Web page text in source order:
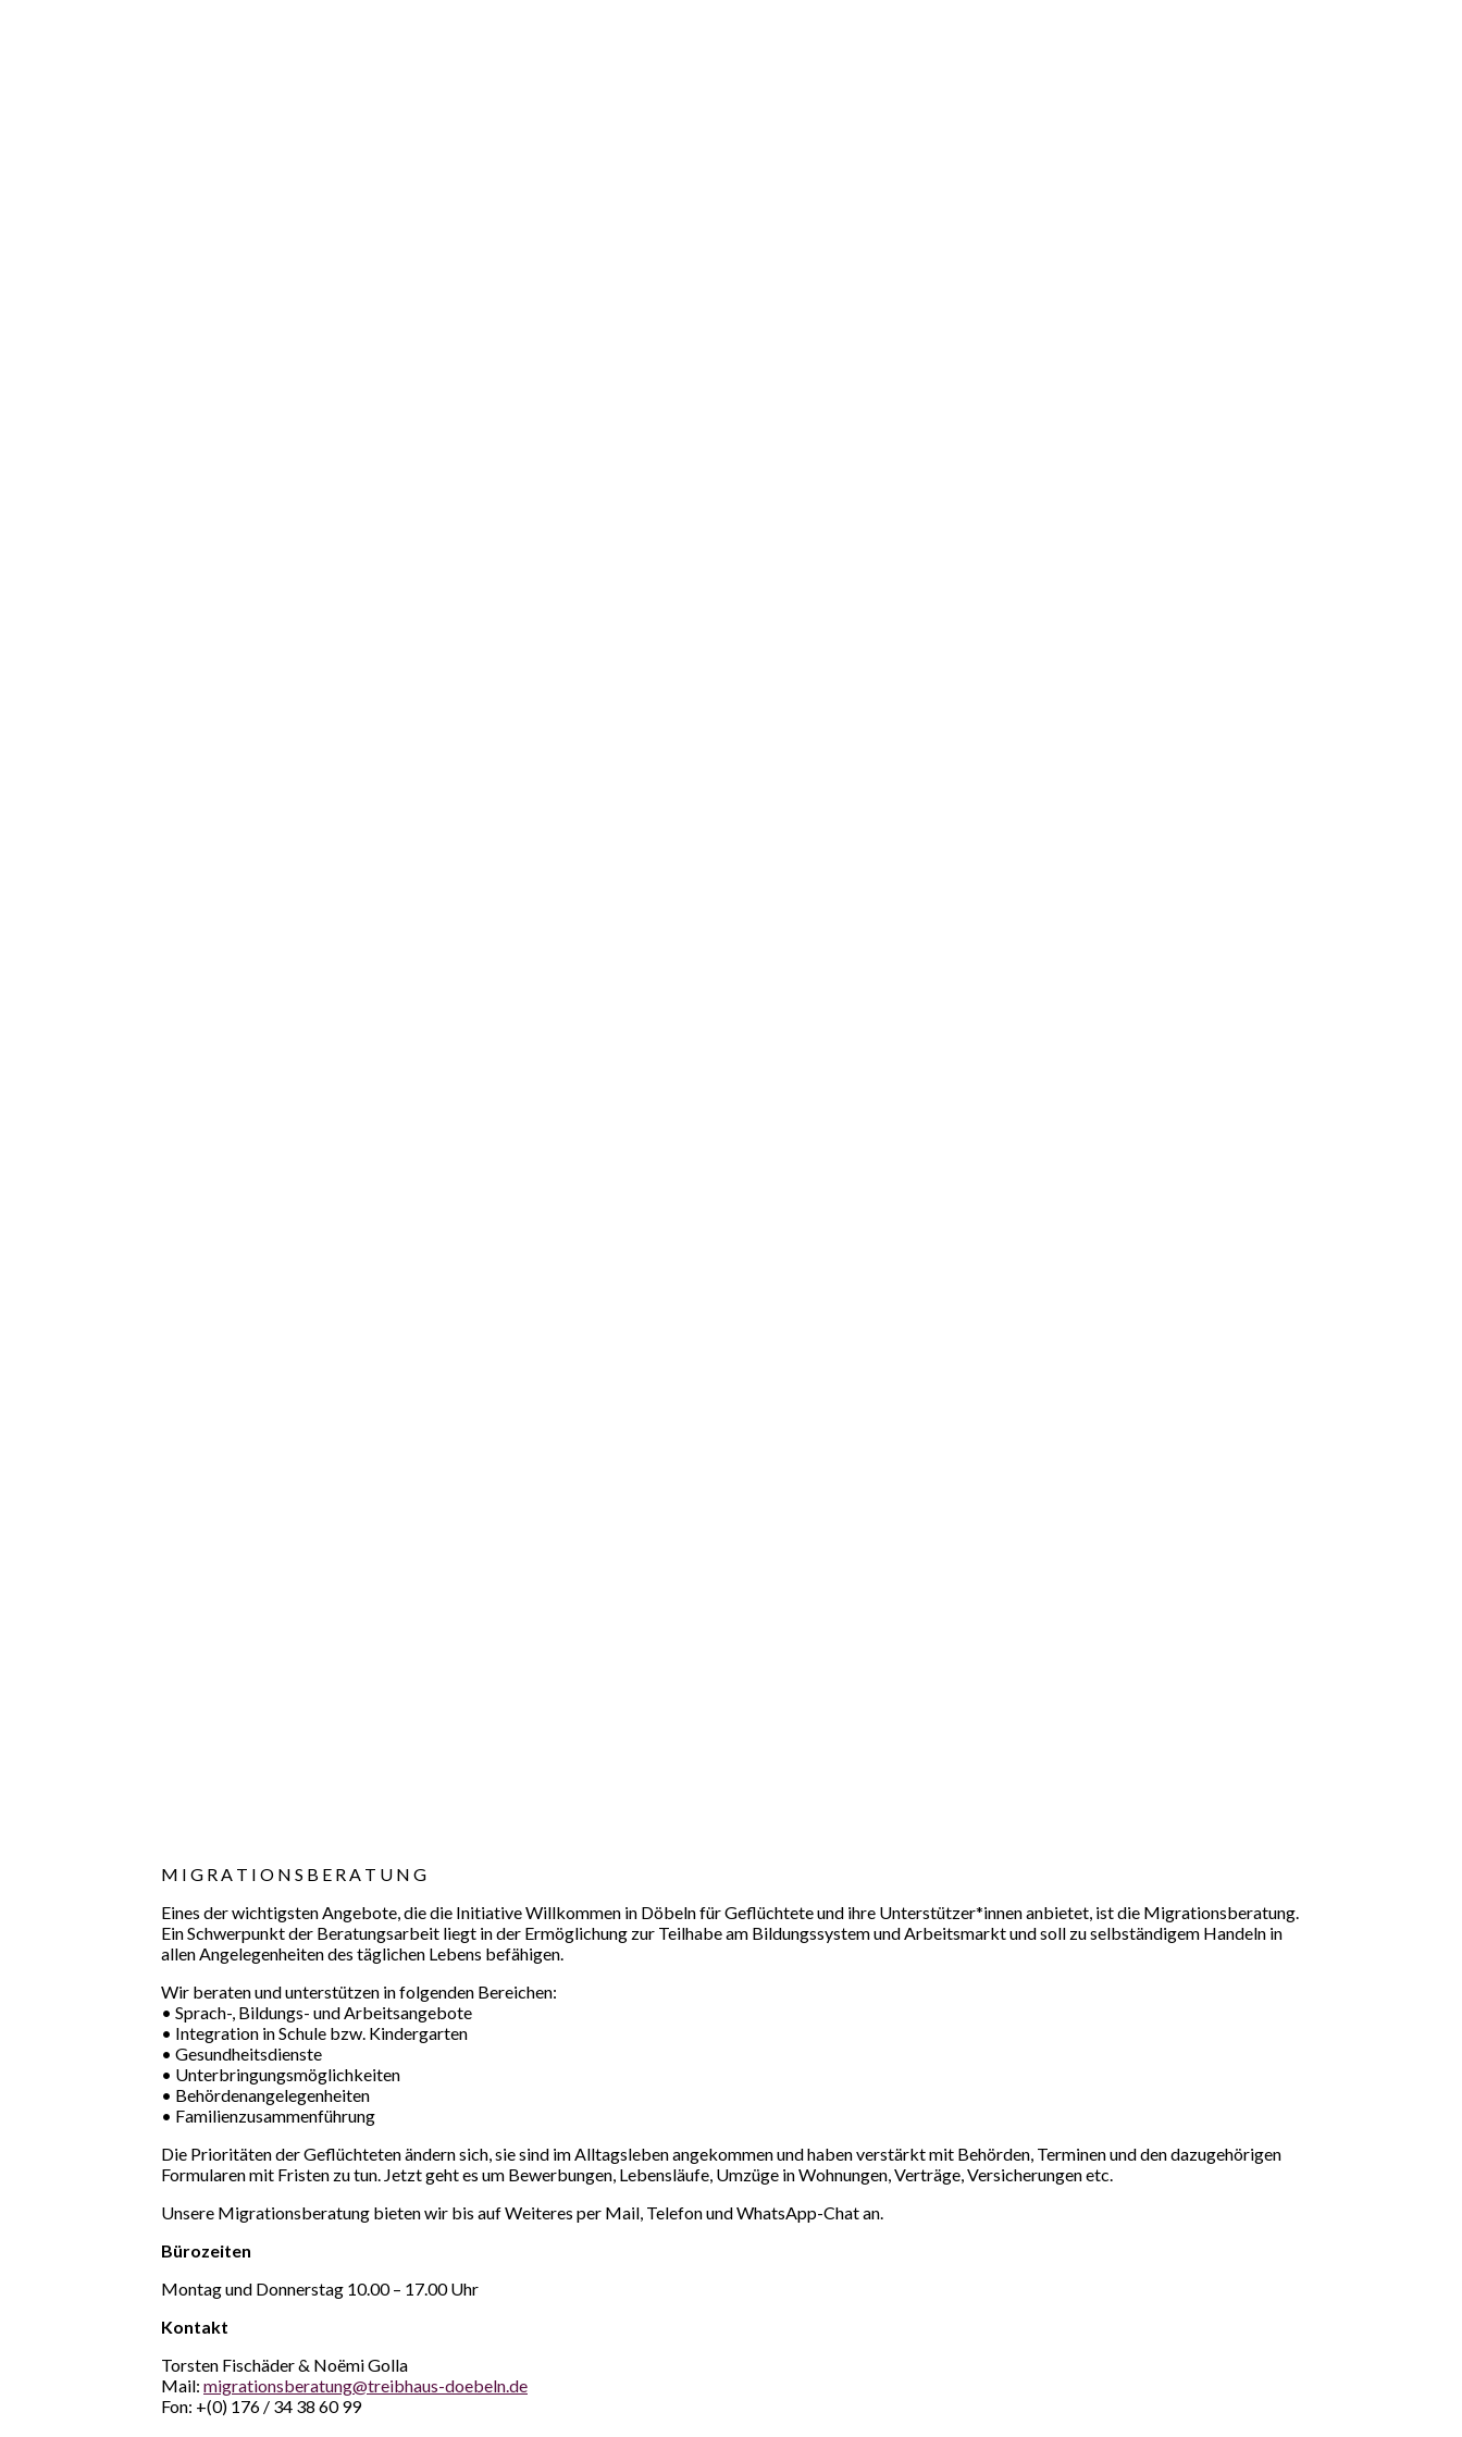
M I G R A T I O N S B E R A T U N G
Eines der wichtigsten Angebote, die die Initiative Willkommen in Döbeln für Geflüchtete und ihre Unterstützer*innen anbietet, ist die Migrationsberatung.
Ein Schwerpunkt der Beratungsarbeit liegt in der Ermöglichung zur Teilhabe am Bildungssystem und Arbeitsmarkt und soll zu selbständigem Handeln in
allen Angelegenheiten des täglichen Lebens befähigen.
Wir beraten und unterstützen in folgenden Bereichen:
• Sprach-, Bildungs- und Arbeitsangebote
• Integration in Schule bzw. Kindergarten
• Gesundheitsdienste
• Unterbringungsmöglichkeiten
• Behördenangelegenheiten
• Familienzusammenführung
Die Prioritäten der Geflüchteten ändern sich, sie sind im Alltagsleben angekommen und haben verstärkt mit Behörden, Terminen und den dazugehörigen
Formularen mit Fristen zu tun. Jetzt geht es um Bewerbungen, Lebensläufe, Umzüge in Wohnungen, Verträge, Versicherungen etc.
Unsere Migrationsberatung bieten wir bis auf Weiteres per Mail, Telefon und WhatsApp-Chat an.
Bürozeiten
Montag und Donnerstag 10.00 – 17.00 Uhr
Kontakt
Torsten Fischäder & Noëmi Golla
Mail: migrationsberatung@treibhaus-doebeln.de
Fon: +(0) 176 / 34 38 60 99